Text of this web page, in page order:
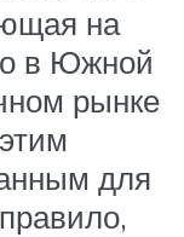
на
в Южной
рынке
для